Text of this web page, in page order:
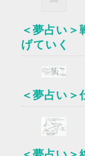
＜夢占い＞
げていく
＜夢占い＞